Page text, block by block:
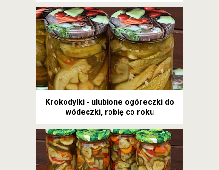
Krokodylki - ulubione ogóreczki do
wódeczki, robię co roku